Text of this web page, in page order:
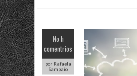
No h
comentrios
por Rafaela
Sampaio